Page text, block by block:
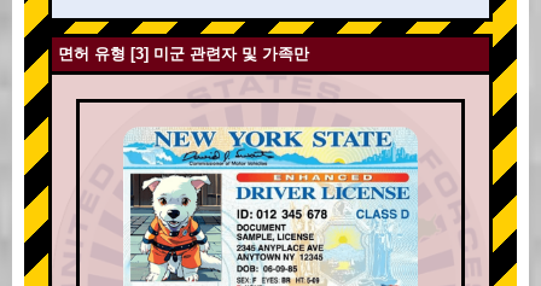
면허 유형 [3] 미군 관련자 및 가족만